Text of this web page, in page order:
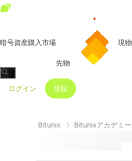
暗号資産購入市場
先物
現物
ログイン
登録
Bitunix Bitunixアカデミー